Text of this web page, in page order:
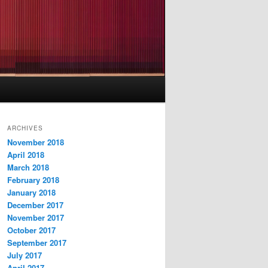
ARCHIVES
November 2018
April 2018
March 2018
February 2018
January 2018
December 2017
November 2017
October 2017
September 2017
July 2017